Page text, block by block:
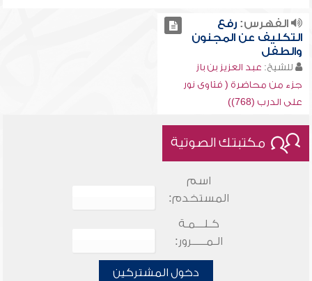
الفهرس:رفع
التكليف عن المجنون
والطفل
للشيخ: عبد العزيز بن باز
جزء من محاضرة ( فتاوى نور
على الدرب (768))
مكتبتك الصوتية
اسم
المستخدم:
كـلـــمـة
الـمـــــرور:
دخول المشتركين